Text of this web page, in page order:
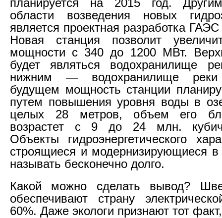
планируется на 2015 год.
области возведения новых
является проектная разработка
Новая станция позволит
мощности с 340 до 1200 МВт.
будет являться водохранилище
нижним — водохранилище
будущем мощность станции
путем повышения уровня воды в
целых 28 метров, объем его
возрастет с 9 до 24 млн.
Объекты гидроэнергетического
строящиеся и модернизирующиеся
называть бесконечно долго.
Какой можно сделать вывод?
обеспечивают страну
60%. Даже экологи признают тот